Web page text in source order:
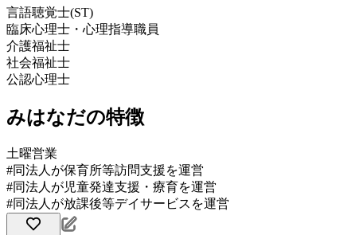
言語聴覚士(ST)
臨床心理士・心理指導職員
介護福祉士
社会福祉士
公認心理士
みはなだの特徴
土曜営業
#同法人が保育所等訪問支援を運営
#同法人が児童発達支援・療育を運営
#同法人が放課後等デイサービスを運営